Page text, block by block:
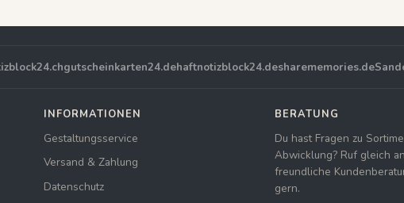
gutscheinkarten24.dehaftnotizblock24.desharememories.de
INFORMATIONEN
Gestaltungsservice
Versand & Zahlung
Datenschutz
BERATUNG
Du hast Fragen zu
Abwicklung? Ruf gleich
freundliche
gern.